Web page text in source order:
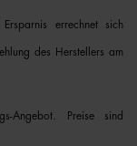
errechnet sich
des Herstellers am
Angebot. Preise sind